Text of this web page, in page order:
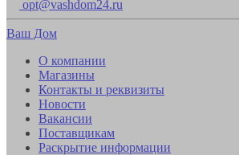
opt@vashdom24.ru
Ваш Дом
О компании
Магазины
Контакты и реквизиты
Новости
Вакансии
Поставщикам
Раскрытие информации